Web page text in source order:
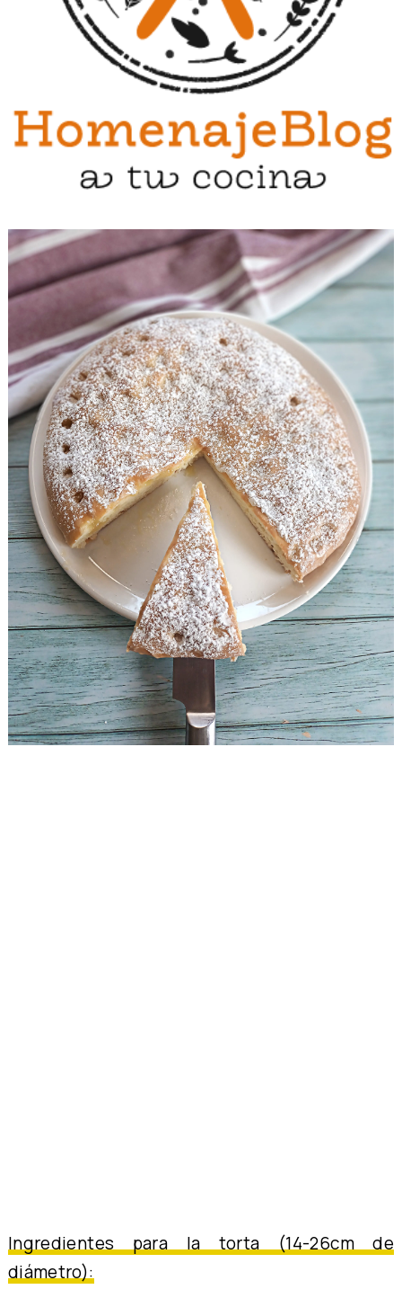
Ingredientes para la torta (14-26cm de
diámetro):